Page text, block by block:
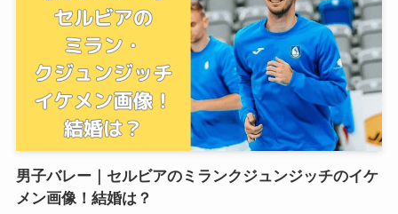
男子バレー｜セルビアのミランクジュンジッチのイケ
メン画像！結婚は？